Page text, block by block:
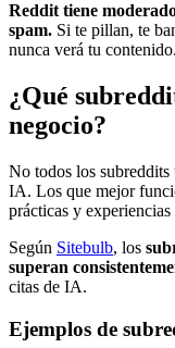
Reddit tiene
spam. Si te pillan, te
nunca verá tu contenido.
¿Qué
negocio?
No todos los subreddits
IA. Los que mejor
prácticas y experiencias
Según Sitebulb, los
superan
citas de IA.
Ejemplos de